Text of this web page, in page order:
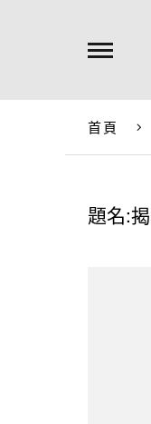
首頁
題名: